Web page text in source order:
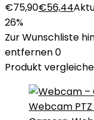
€75,90€56,44
26%
Zur Wunschliste
entfernen0
Produkt